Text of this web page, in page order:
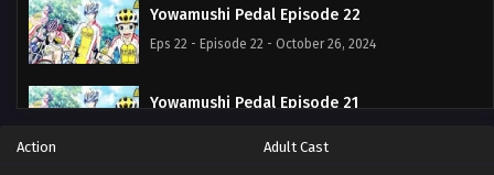
Yowamushi Pedal Episode 22
Eps 22 - Episode 22 - October 26, 2024
Yowamushi Pedal Episode 21
Action Adult Cast